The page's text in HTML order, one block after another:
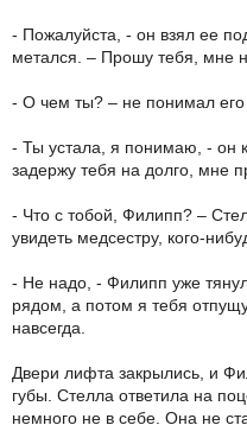
- Пожалуйста, - он взял ее
метался. – Прошу тебя, мне
- О чем ты? – не понимал его
- Ты устала, я понимаю, - он
задержу тебя на долго, мне
- Что с тобой, Филипп? –
увидеть медсестру, кого-
- Не надо, - Филипп уже
рядом, а потом я тебя
навсегда.
Двери лифта закрылись, и
губы. Стелла ответила на
немного не в себе. Она не